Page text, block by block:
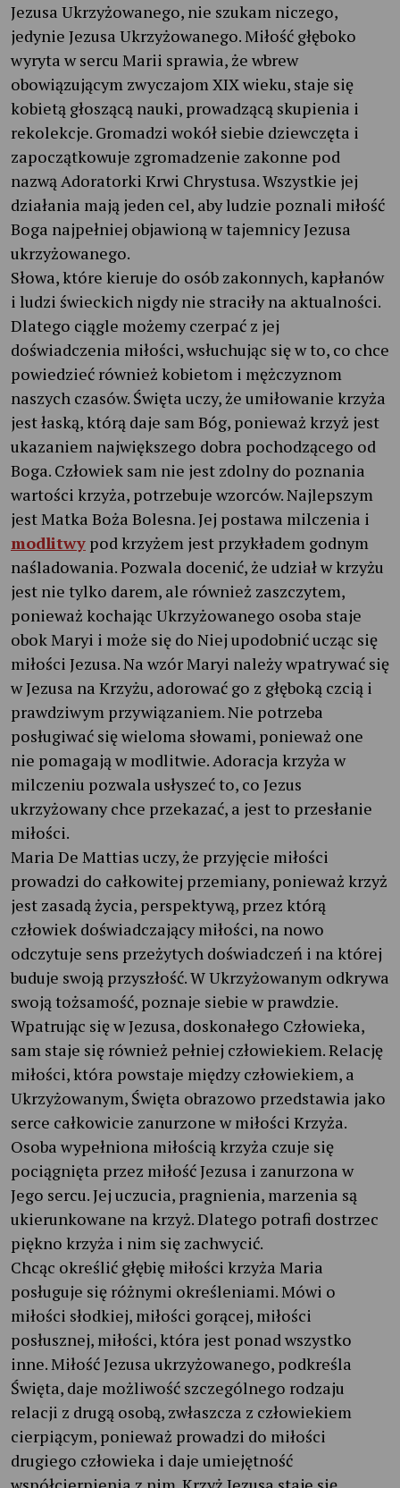
Jezusa Ukrzyżowanego, nie szukam niczego,
jedynie Jezusa Ukrzyżowanego. Miłość głęboko
wyryta w sercu Marii sprawia, że wbrew
obowiązującym zwyczajom XIX wieku, staje się
kobietą głoszącą nauki, prowadzącą skupienia i
rekolekcje. Gromadzi wokół siebie dziewczęta i
zapoczątkowuje zgromadzenie zakonne pod
nazwą Adoratorki Krwi Chrystusa. Wszystkie jej
działania mają jeden cel, aby ludzie poznali miłość
Boga najpełniej objawioną w tajemnicy Jezusa
ukrzyżowanego.
Słowa, które kieruje do osób zakonnych, kapłanów
i ludzi świeckich nigdy nie straciły na aktualności.
Dlatego ciągle możemy czerpać z jej
doświadczenia miłości, wsłuchując się w to, co chce
powiedzieć również kobietom i mężczyznom
naszych czasów. Święta uczy, że umiłowanie krzyża
jest łaską, którą daje sam Bóg, ponieważ krzyż jest
ukazaniem największego dobra pochodzącego od
Boga. Człowiek sam nie jest zdolny do poznania
wartości krzyża, potrzebuje wzorców. Najlepszym
jest Matka Boża Bolesna. Jej postawa milczenia i
modlitwy pod krzyżem jest przykładem godnym
naśladowania. Pozwala docenić, że udział w krzyżu
jest nie tylko darem, ale również zaszczytem,
ponieważ kochając Ukrzyżowanego osoba staje
obok Maryi i może się do Niej upodobnić ucząc się
miłości Jezusa. Na wzór Maryi należy wpatrywać się
w Jezusa na Krzyżu, adorować go z głęboką czcią i
prawdziwym przywiązaniem. Nie potrzeba
posługiwać się wieloma słowami, ponieważ one
nie pomagają w modlitwie. Adoracja krzyża w
milczeniu pozwala usłyszeć to, co Jezus
ukrzyżowany chce przekazać, a jest to przesłanie
miłości.
Maria De Mattias uczy, że przyjęcie miłości
prowadzi do całkowitej przemiany, ponieważ krzyż
jest zasadą życia, perspektywą, przez którą
człowiek doświadczający miłości, na nowo
odczytuje sens przeżytych doświadczeń i na której
buduje swoją przyszłość. W Ukrzyżowanym odkrywa
swoją tożsamość, poznaje siebie w prawdzie.
Wpatrując się w Jezusa, doskonałego Człowieka,
sam staje się również pełniej człowiekiem. Relację
miłości, która powstaje między człowiekiem, a
Ukrzyżowanym, Święta obrazowo przedstawia jako
serce całkowicie zanurzone w miłości Krzyża.
Osoba wypełniona miłością krzyża czuje się
pociągnięta przez miłość Jezusa i zanurzona w
Jego sercu. Jej uczucia, pragnienia, marzenia są
ukierunkowane na krzyż. Dlatego potrafi dostrzec
piękno krzyża i nim się zachwycić.
Chcąc określić głębię miłości krzyża Maria
posługuje się różnymi określeniami. Mówi o
miłości słodkiej, miłości gorącej, miłości
posłusznej, miłości, która jest ponad wszystko
inne. Miłość Jezusa ukrzyżowanego, podkreśla
Święta, daje możliwość szczególnego rodzaju
relacji z drugą osobą, zwłaszcza z człowiekiem
cierpiącym, ponieważ prowadzi do miłości
drugiego człowieka i daje umiejętność